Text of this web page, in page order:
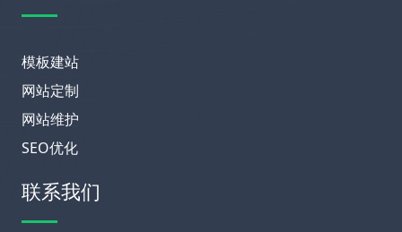
模板建站
网站定制
网站维护
SEO优化
联系我们